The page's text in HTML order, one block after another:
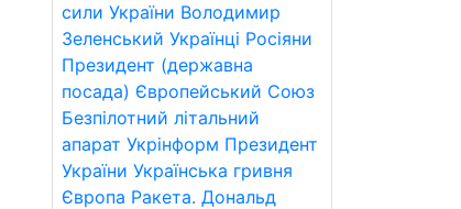
сили України Володимир
Зеленський Українці Росіяни
Президент (державна
посада) Європейський Союз
Безпілотний літальний
апарат Укрінформ Президент
України Українська гривня
Європа Ракета. Дональд